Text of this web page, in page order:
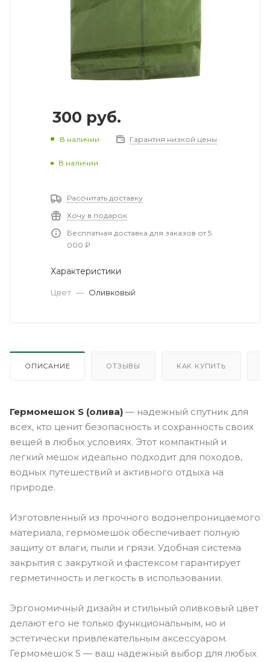
300 руб.
В наличии Гарантия низкой цены
В наличии
Рассчитать доставку
Хочу в подарок
Бесплатная доставка для заказов от 5
000 ₽
Характеристики
Цвет — Оливковый
ОПИСАНИЕ ОТЗЫВЫ КАК КУПИТЬ
Гермомешок S (олива) — надежный спутник для
всех, кто ценит безопасность и сохранность своих
вещей в любых условиях. Этот компактный и
легкий мешок идеально подходит для походов,
водных путешествий и активного отдыха на
природе.
Изготовленный из прочного водонепроницаемого
материала, гермомешок обеспечивает полную
защиту от влаги, пыли и грязи. Удобная система
закрытия с закруткой и фастексом гарантирует
герметичность и легкость в использовании.
Эргономичный дизайн и стильный оливковый цвет
делают его не только функциональным, но и
эстетически привлекательным аксессуаром.
Гермомешок S — ваш надежный выбор для любых